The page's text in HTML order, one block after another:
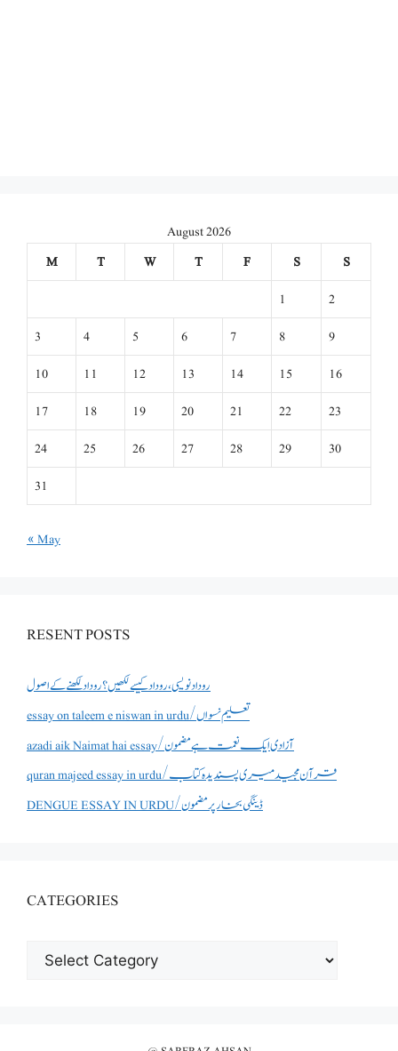
August 2026
M
T W T F S
S
1
2
3
4 5 6 7 8
9
10
11 12 13 14 15
16
17
18 19 20 21 22
23
24
25 26 27 28 29
30
31
« May
RESENT POSTS
روداد نویسی ،روداد کیسے لکھیں؟ روداد لکھنے کے اصول
essay on taleem e niswan in urdu/تعلیم نسواں
azadi aik Naimat hai essay/آزادی ایک نعمت ہے مضمون
quran majeed essay in urdu/قرآن مجید میری پسندیدہ کتاب
DENGUE ESSAY IN URDU/ڈینگی بخار پر مضمون
CATEGORIES
CATEGORIES